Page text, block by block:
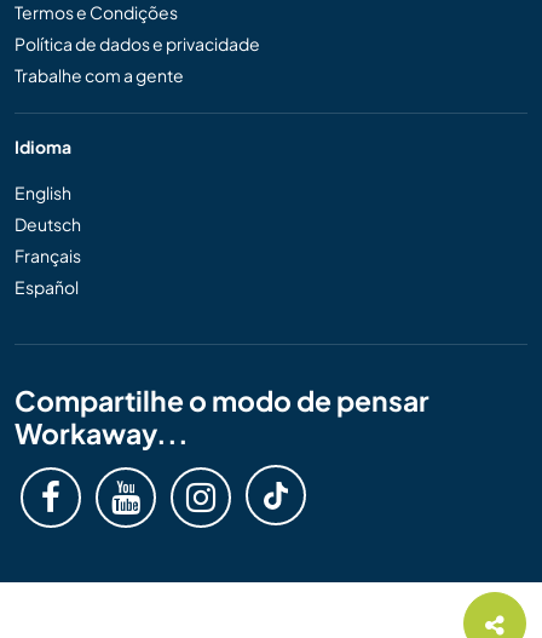
Termos e Condições
Política de dados e privacidade
Trabalhe com a gente
Idioma
English
Deutsch
Français
Español
Compartilhe o modo de pensar
Workaway...